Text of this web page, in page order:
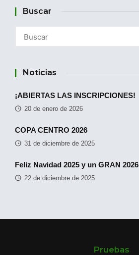
Buscar
Noticias
¡ABIERTAS LAS INSCRIPCIONES!
20 de enero de 2026
COPA CENTRO 2026
31 de diciembre de 2025
Feliz Navidad 2025 y un GRAN 2026
22 de diciembre de 2025
Pruebas